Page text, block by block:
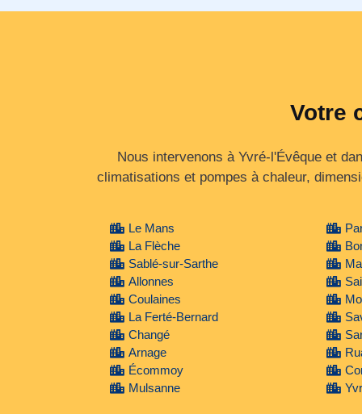
Votre
Nous intervenons à Yvré-l'Évêque et
climatisations et pompes à chaleur,
Le Mans
La Flèche
Sablé-sur-Sarthe
Allonnes
Coulaines
La Ferté-Bernard
Changé
Arnage
Écommoy
Mulsanne